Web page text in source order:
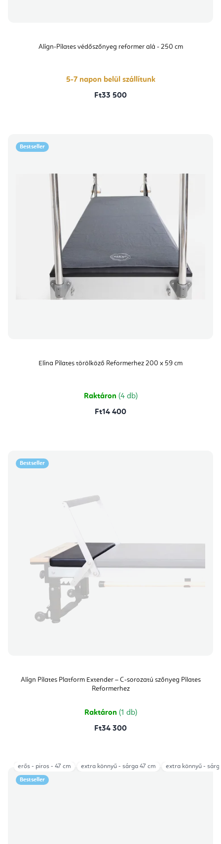
Align-Pilates védőszőnyeg reformer alá - 250 cm
5-7 napon belül szállítunk
Ft33 500
Bestseller
Elina Pilates törölköző Reformerhez 200 x 59 cm
Raktáron (4 db)
Ft14 400
Bestseller
Align Pilates Platform Extender – C-sorozatú szőnyeg Pilates
Reformerhez
Raktáron (1 db)
Ft34 300
Bestseller
erős - piros - 47 cm extra könnyű - sárga 47 cm extra könnyű -